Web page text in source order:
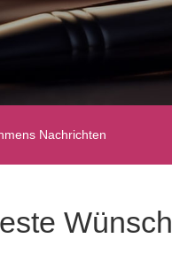
Nachrichten